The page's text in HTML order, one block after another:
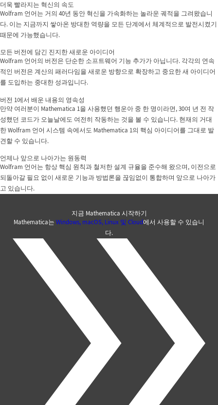
더욱 빨라지는 혁신의 속도
Wolfram 언어는 거의 40년 동안 혁신을 가속화하는 놀라운 궤적을 그려왔습니
다. 이는 지금까지 쌓아온 방대한 역량을 모든 단계에서 체계적으로 발전시켰기
때문에 가능했습니다.
모든 버전에 담긴 진지한 새로운 아이디어
Wolfram 언어의 버전은 단순한 소프트웨어 기능 추가가 아닙니다. 각각의 연속
적인 버전은 계산의 패러다임을 새로운 방향으로 확장하고 중요한 새 아이디어
를 도입하는 중대한 성과입니다.
버전 1에서 배운 내용의 영속성
만약 여러분이 Mathematica 1을 사용했던 행운아 중 한 명이라면, 30여 년 전 작
성했던 코드가 오늘날에도 여전히 작동하는 것을 볼 수 있습니다. 현재의 거대
한 Wolfram 언어 시스템 속에서도 Mathematica 1의 핵심 아이디어를 그대로 발
견할 수 있습니다.
언제나 앞으로 나아가는 원동력
Wolfram 언어는 항상 핵심 원칙과 철저한 설계 규율을 준수해 왔으며, 이전으로
되돌아갈 필요 없이 새로운 기능과 방법론을 끊임없이 통합하며 앞으로 나아가
고 있습니다.
지금 Mathematica 시작하기
Mathematica는 Windows, macOS, Linux 및 Cloud에서 사용할 수 있습니
다.